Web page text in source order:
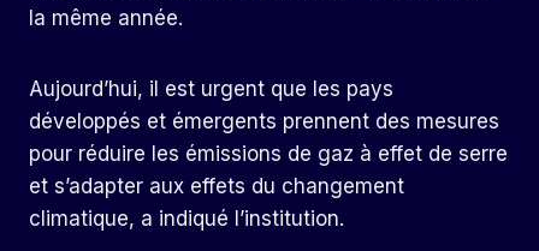
la même année.
Aujourd’hui, il est urgent que les pays
développés et émergents prennent des mesures
pour réduire les émissions de gaz à effet de serre
et s’adapter aux effets du changement
climatique, a indiqué l’institution.